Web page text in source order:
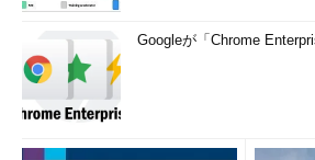
Googleが「Chrome